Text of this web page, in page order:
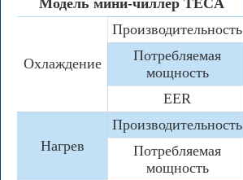
Модель мини-чиллер TECA
Охлаждение
Производительность
Потребляемая
мощность
EER
Нагрев
Производительность
Потребляемая
мощность